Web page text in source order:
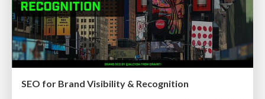
SEO for Brand Visibility & Recognition